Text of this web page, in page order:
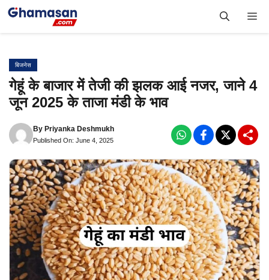
Skip
बिजनेस
गेहूं के बाजार में तेजी की झलक आई नजर, जाने 4
जून 2025 के ताजा मंडी के भाव
By Priyanka Deshmukh
Published On: June 4, 2025